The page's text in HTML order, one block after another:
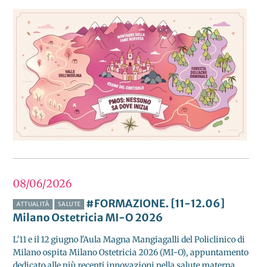
08/062026
ATTUALITÀ SALUTE
#FORMAZIONE. [11-12.06]
Milano Ostetricia MI-O 2026
L'11 e il 12 giugno l'Aula Magna Mangiagalli del Policlinico di
Milano ospita Milano Ostetricia 2026 (MI-O), appuntamento